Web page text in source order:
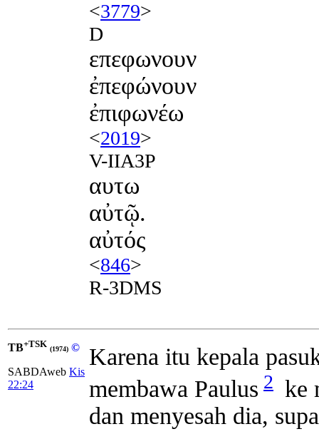
<3779>
D
επεφωνουν
ἐπεφώνουν
ἐπιφωνέω
<2019>
V-IIA3P
αυτω
αὐτῷ.
αὐτός
<846>
R-3DMS
TB+TSK (1974) ©
SABDAweb Kis
22:24
Karena itu kepala
membawa Paulus 2 ke
dan menyesah dia,